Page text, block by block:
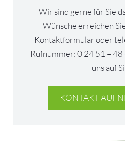
Wir sind gerne für Sie
Wünsche erreichen
Kontaktformular oder
Rufnummer: 0 24 51 –
uns auf
KONTAKT